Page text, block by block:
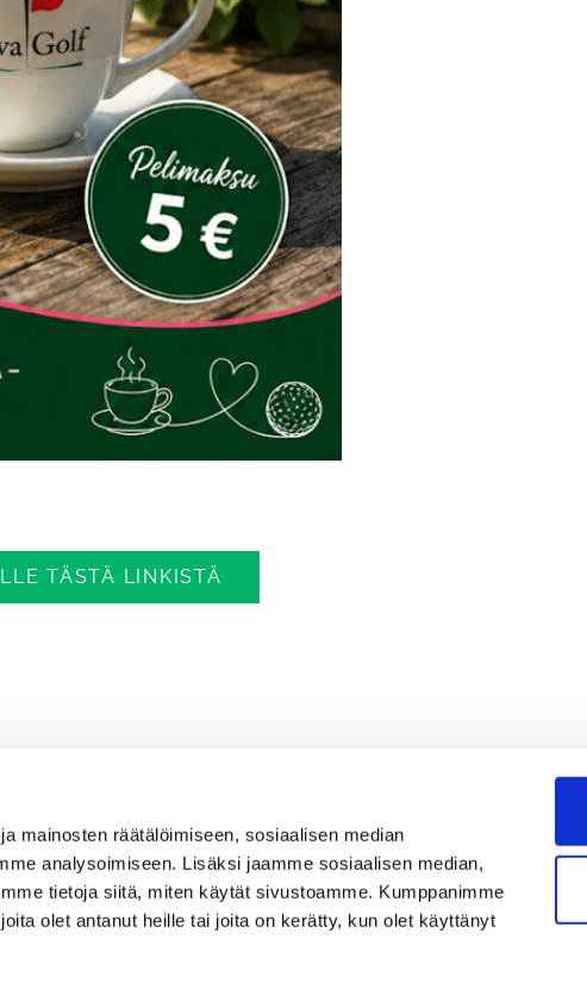
mainosten räätälöimiseen, sosiaalisen median
analysoimiseen. Lisäksi jaamme sosiaalisen median,
tietoja siitä, miten käytät sivustoamme. Kumppanimme
olet antanut heille tai joita on kerätty, kun olet käyttänyt
TÄSTÄ LINKISTÄ
Seuraa meitä